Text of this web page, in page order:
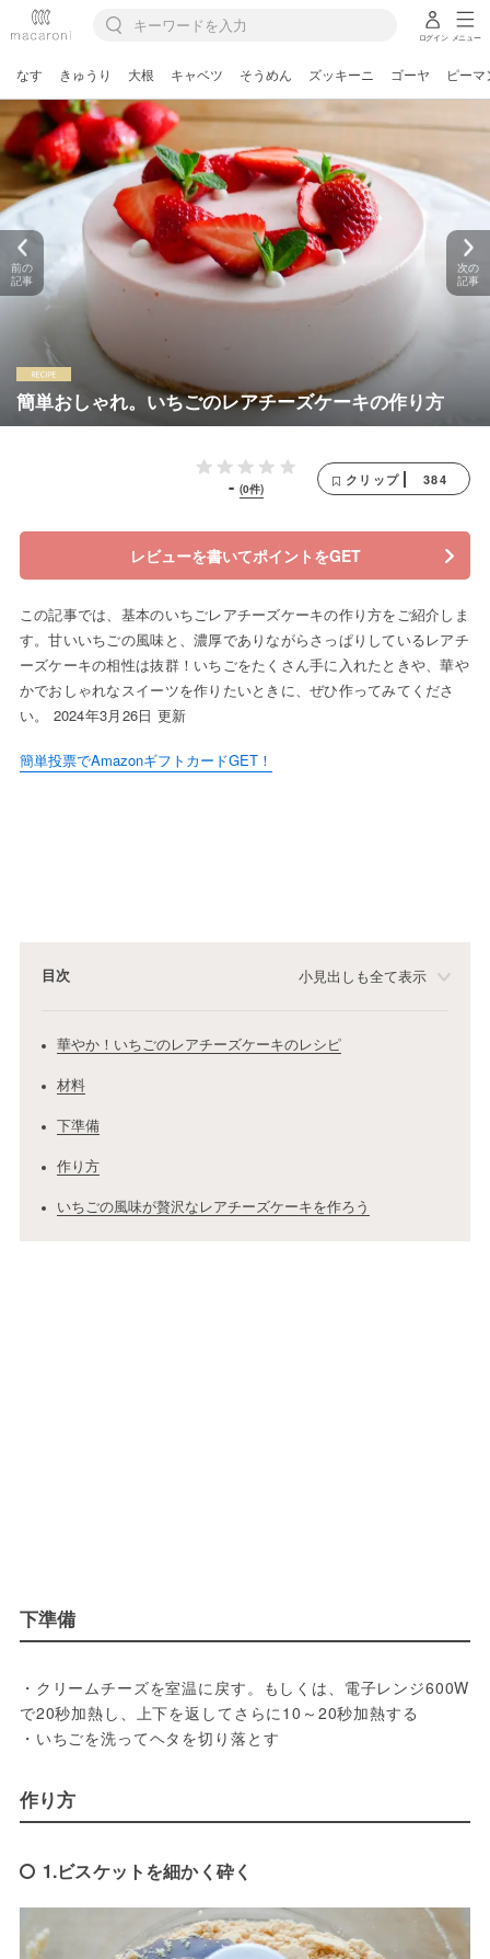
ログイン メニュー
なす きゅうり 大根 キャベツ そうめん ズッキーニ ゴーヤ ピーマ
簡単おしゃれ。いちごのレアチーズケーキの作り方
前の
記事
次の
記事
- (0件)
クリップ 384
レビューを書いてポイントをGET
この記事では、基本のいちごレアチーズケーキの作り方をご紹介しま
す。甘いいちごの風味と、濃厚でありながらさっぱりしているレアチ
ーズケーキの相性は抜群！いちごをたくさん手に入れたときや、華や
かでおしゃれなスイーツを作りたいときに、ぜひ作ってみてくださ
い。 2024年3月26日 更新
簡単投票でAmazonギフトカードGET！
目次 小見出しも全て表示
華やか！いちごのレアチーズケーキのレシピ
材料
下準備
作り方
いちごの風味が贅沢なレアチーズケーキを作ろう
下準備
・クリームチーズを室温に戻す。もしくは、電子レンジ600W
で20秒加熱し、上下を返してさらに10～20秒加熱する
・いちごを洗ってヘタを切り落とす
作り方
1.ビスケットを細かく砕く